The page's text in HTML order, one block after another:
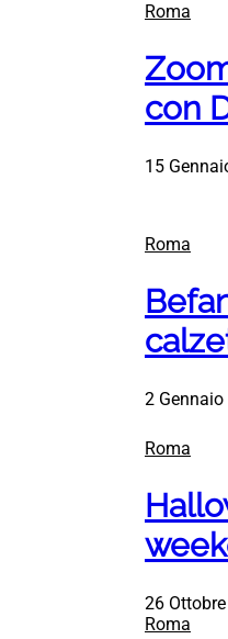
Roma
con
15
Roma
2
Roma
26
Roma